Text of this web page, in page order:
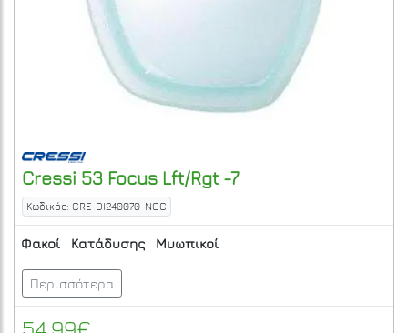
Cressi 53 Focus Lft/Rgt -7
Κωδικός: CRE-DI240070-NCC
Φακοί Κατάδυσης Μυωπικοί
Περισσότερα
54.99€